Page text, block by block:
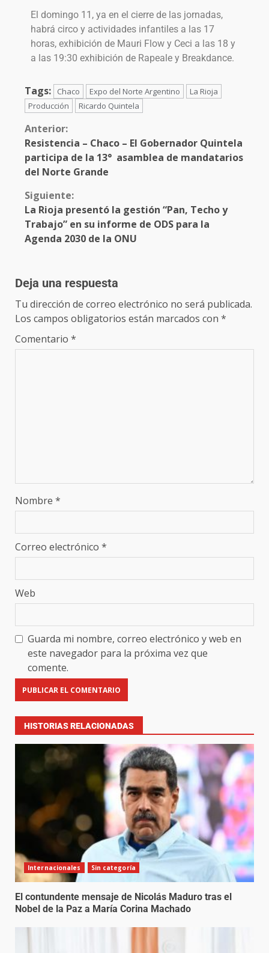
El domingo 11, ya en el cierre de las jornadas,
habrá circo y actividades infantiles a las 17
horas, exhibición de Mauri Flow y Ceci a las 18 y
a las 19:30 exhibición de Rapeale y Breakdance.
Tags: Chaco Expo del Norte Argentino
La Rioja
Producción
Ricardo Quintela
Anterior:
Resistencia – Chaco – El Gobernador Quintela
participa de la 13° asamblea de mandatarios
del Norte Grande
Siguiente:
La Rioja presentó la gestión “Pan, Techo y
Trabajo” en su informe de ODS para la
Agenda 2030 de la ONU
Deja una respuesta
Tu dirección de correo electrónico no será publicada.
Los campos obligatorios están marcados con *
Comentario *
Nombre *
Correo electrónico *
Web
Guarda mi nombre, correo electrónico y web en
este navegador para la próxima vez que
comente.
HISTORIAS RELACIONADAS
Internacionales Sin categoría
El contundente mensaje de Nicolás Maduro tras el
Nobel de la Paz a María Corina Machado